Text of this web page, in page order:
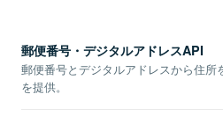
郵便番号・デジタルアドレスAPI
郵便番号とデジタルアドレスから住所
を提供。